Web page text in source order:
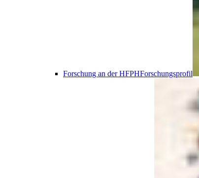
Forschung an der HFPHForschungsprofil